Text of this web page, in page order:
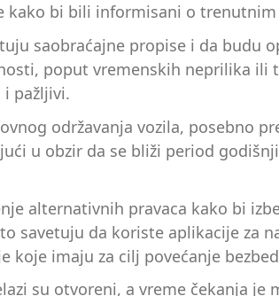
kako bi bili informisani o
saobraćajne propise i da budu
poput vremenskih neprilika
i pažljivi.
održavanja vozila, posebno
u obzir da se bliži period
alternativnih pravaca kako bi
savetuju da koriste aplikacije za
koje imaju za cilj povećanje
su otvoreni, a vreme čekanja je